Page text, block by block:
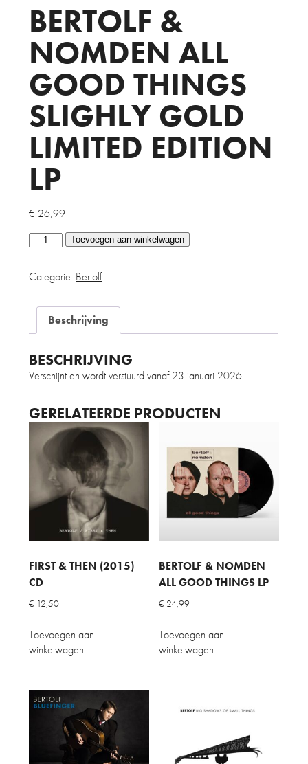
BERTOLF &
NOMDEN ALL
GOOD THINGS
SLIGHLY GOLD
LIMITED EDITION
LP
€ 26,99
Bertolf
All
Things
Slighly
Limited
Edition
aantal
Toevoegen aan winkelwagen
Categorie: Bertolf
Beschrijving
BESCHRIJVING
Verschijnt en wordt verstuurd vanaf 23 januari 2026
GERELATEERDE PRODUCTEN
FIRST & THEN (2015)
CD
€ 12,50
Toevoegen aan
winkelwagen
BERTOLF & NOMDEN
ALL GOOD THINGS LP
€ 24,99
Toevoegen aan
winkelwagen